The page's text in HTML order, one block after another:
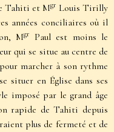
Tahiti et Mgr Louis Tirilly
années conciliaires où il
Mgr
Paul est moins le
qui se situe au centre de
marcher à son rythme
situer en Église dans ses
imposé par le grand âge
rapide de Tahiti depuis
plus de fermeté et de